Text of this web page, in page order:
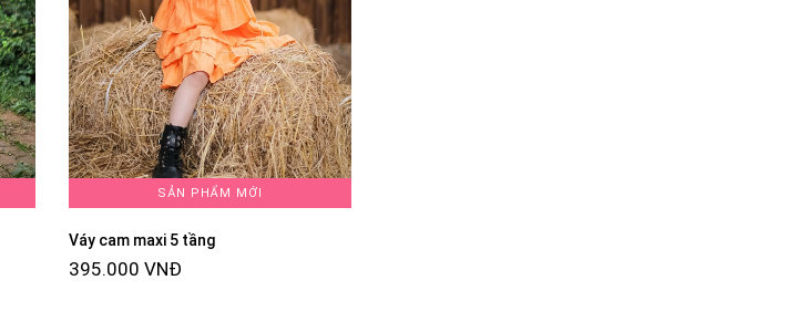
SẢN PHẨM MỚI
Váy cam maxi 5 tầng
395.000 VNĐ